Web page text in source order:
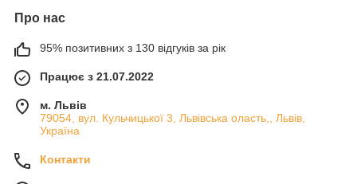
Про нас
95% позитивних з 130 відгуків за рік
Працює з 21.07.2022
м. Львів
79054, вул. Кульчицької 3, Львівська оласть,, Львів,
Україна
Контакти